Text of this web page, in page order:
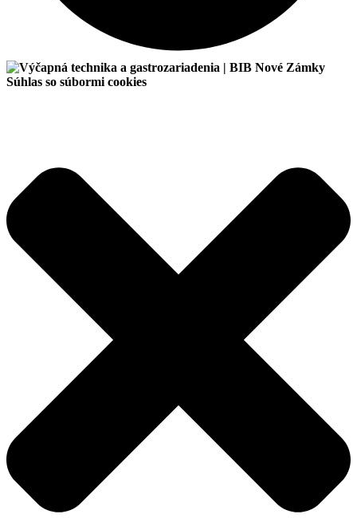
Súhlas so súbormi cookies